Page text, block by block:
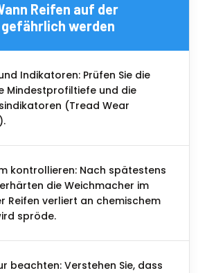
Reifen auf der
werden
Indikatoren: Prüfen Sie die
Mindestprofiltiefe und die
(Tread Wear
kontrollieren: Nach spätestens
die Weichmacher im
Reifen verliert an chemischem
spröde.
beachten: Verstehen Sie, dass